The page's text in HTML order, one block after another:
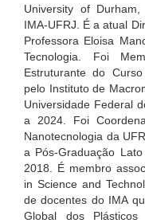
University of
IMA-UFRJ. É a atual
Professora Eloisa
Tecnologia. Foi
Estruturante do
pelo Instituto de
Universidade Federal
a 2024. Foi
Nanotecnologia da
a Pós-Graduação
2018. É membro
in Science and
de docentes do IMA
Global dos